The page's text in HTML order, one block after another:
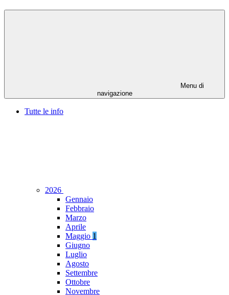
Menu di
navigazione
Tutte le info
2026
Gennaio
Febbraio
Marzo
Aprile
Maggio 1
Giugno
Luglio
Agosto
Settembre
Ottobre
Novembre